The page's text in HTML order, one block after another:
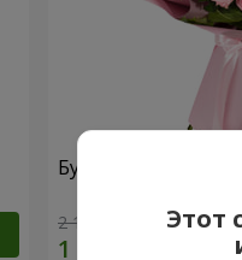
Букет "Ты
2 110 грн
Этот